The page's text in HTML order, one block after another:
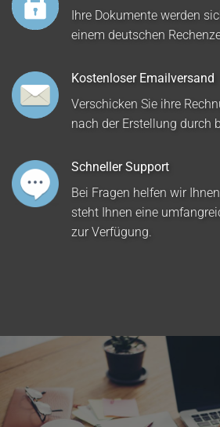
Ihre Dokumente werden
einem deutschen
Kostenloser Emailversand
Verschicken Sie ihre
nach der Erstellung durch
Schneller Support
Bei Fragen helfen wir
steht Ihnen eine
zur Verfügung.